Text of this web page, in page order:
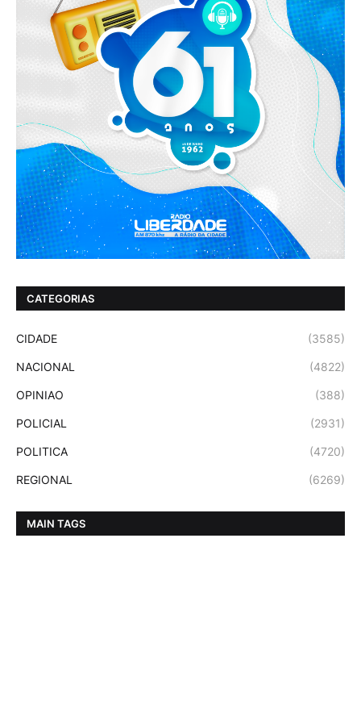
CATEGORIAS
CIDADE (3585)
NACIONAL (4822)
OPINIAO (388)
POLICIAL (2931)
POLITICA (4720)
REGIONAL (6269)
MAIN TAGS